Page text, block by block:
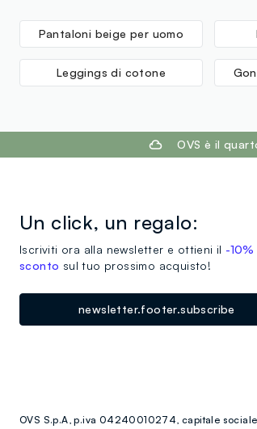
Pantaloni beige per uomo
Leggings di cotone
OVS è il
Un click, un regalo:
Iscriviti ora alla newsletter e ottieni il -10%
sconto sul tuo prossimo acquisto!
newsletter.footer.subscribe
OVS S.p.A, p.iva 04240010274, capitale